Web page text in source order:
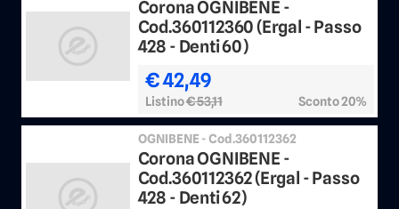
Corona OGNIBENE -
Cod.360112360 (Ergal - Passo
428 - Denti 60)
€ 42,49
Listino€ 53,11 Sconto 20%
OGNIBENE - Cod.360112362
Corona OGNIBENE -
Cod.360112362 (Ergal - Passo
428 - Denti 62)